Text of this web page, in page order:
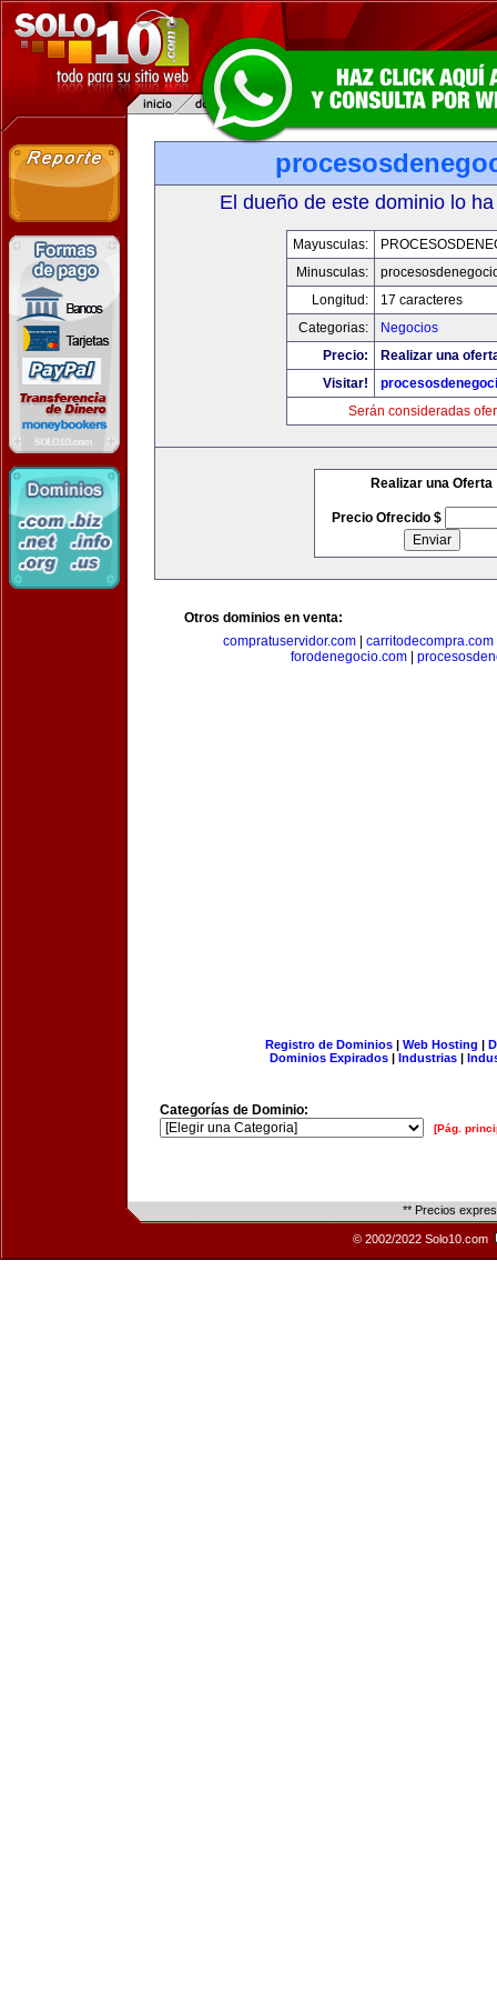
El dueño de este dominio lo
Mayusculas:
Minusculas:
Longitud:
17 caracteres
Categorias:
Negocios
Precio:
Realizar una
Visitar!
Serán consideradas
Realizar una Oferta
Precio Ofrecido $
Otros dominios en venta:
compratuservidor.com
carritodecompra.com
forodenegocio.com
Registro de Dominios| Web Hosting |
Dominios Expirados | Industrias |
Categorías de Dominio:
[Pág.
** Precios
© 2002/2022 Solo10.com